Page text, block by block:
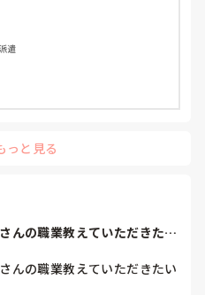
遣
っと見る
んの職業教えていただきたい
んの職業教えていただきたい